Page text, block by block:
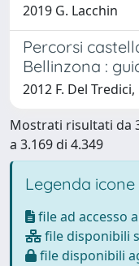
2019 G. Lacchin
Percorsi
Bellinzona :
2012 F. Del
Mostrati risultati da
a 3.169 di 4.349
Legenda icone
file ad accesso
file disponibili
file disponibili